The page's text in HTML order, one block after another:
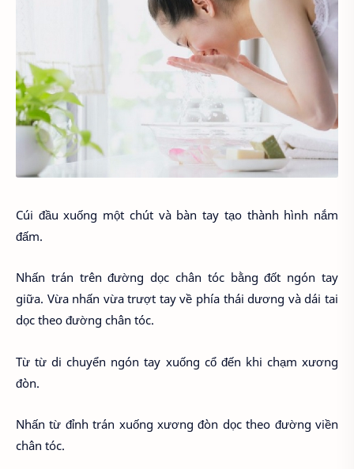
Cúi đầu xuống một chút và bàn tay tạo thành hình nắm
đấm.
Nhấn trán trên đường dọc chân tóc bằng đốt ngón tay
giữa. Vừa nhấn vừa trượt tay về phía thái dương và dái tai
dọc theo đường chân tóc.
Từ từ di chuyển ngón tay xuống cổ đến khi chạm xương
đòn.
Nhấn từ đỉnh trán xuống xương đòn dọc theo đường viền
chân tóc.